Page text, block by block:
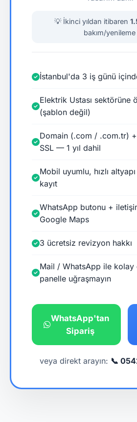
💡 İkinci yıldan itibaren
bakım/yenileme
İstanbul'da 3 iş günü
Elektrik Ustası sektörüne
(şablon değil)
Domain (.com / .com.tr)
SSL — 1 yıl dahil
Mobil uyumlu, hızlı
kayıt
WhatsApp butonu +
Google Maps
3 ücretsiz revizyon hakkı
Mail / WhatsApp ile
panelle uğraşmayın
WhatsApp'tan
Sipariş
veya direkt arayın: 📞